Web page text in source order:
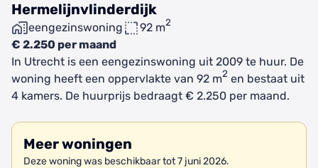
Hermelijnvlinderdijk
eengezinswoning 92 m2
€ 2.250 per maand
In Utrecht is een eengezinswoning uit 2009 te huur. De
woning heeft een oppervlakte van 92 m2 en bestaat uit
4 kamers. De huurprijs bedraagt € 2.250 per maand.
Meer woningen
Deze woning was beschikbaar tot 7 juni 2026.